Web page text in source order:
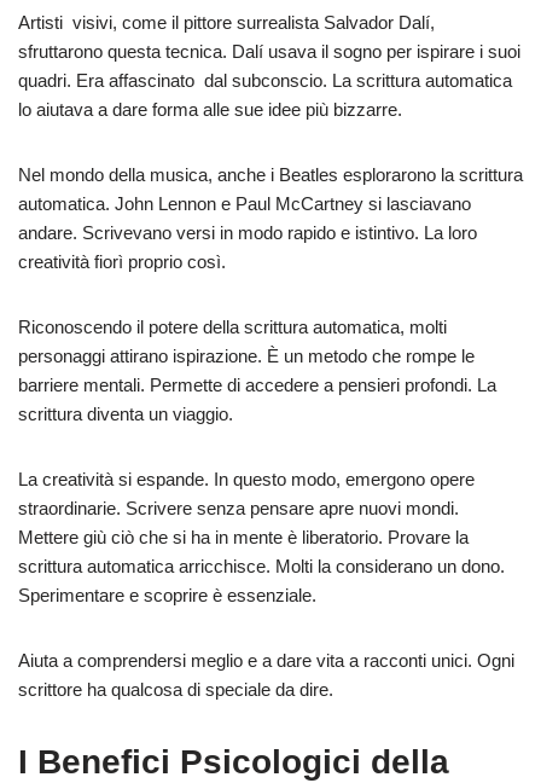
Artisti visivi, come il pittore surrealista Salvador Dalí,
sfruttarono questa tecnica. Dalí usava il sogno per ispirare i suoi
quadri. Era affascinato dal subconscio. La scrittura automatica
lo aiutava a dare forma alle sue idee più bizzarre.
Nel mondo della musica, anche i Beatles esplorarono la scrittura
automatica. John Lennon e Paul McCartney si lasciavano
andare. Scrivevano versi in modo rapido e istintivo. La loro
creatività fiorì proprio così.
Riconoscendo il potere della scrittura automatica, molti
personaggi attirano ispirazione. È un metodo che rompe le
barriere mentali. Permette di accedere a pensieri profondi. La
scrittura diventa un viaggio.
La creatività si espande. In questo modo, emergono opere
straordinarie. Scrivere senza pensare apre nuovi mondi.
Mettere giù ciò che si ha in mente è liberatorio. Provare la
scrittura automatica arricchisce. Molti la considerano un dono.
Sperimentare e scoprire è essenziale.
Aiuta a comprendersi meglio e a dare vita a racconti unici. Ogni
scrittore ha qualcosa di speciale da dire.
I Benefici Psicologici della